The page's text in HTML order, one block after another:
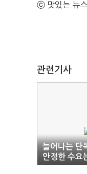
ⓒ 맛있는 뉴스
관련기사
늘어나는 단
안정한 수요